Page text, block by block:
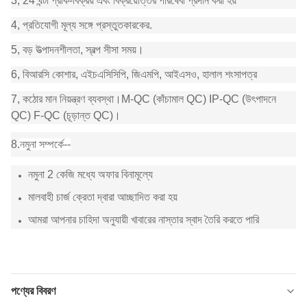
4, প্রতিযোগী মূল্য সঙ্গে প্রস্তুতকারকের.
5, বড় উত্পাদনশীলতা, স্বল্প সীসা সময়।
6, বিআরসি কোশার, এইচএসিসিপি, জিএমপি, আইএসও, হালাল শংসাপত্র
7, কঠোর মান নিয়ন্ত্রণ ব্যবস্থা।M-QC (কাঁচামাল QC) IP-QC (উৎপাদনে
QC) F-QC (চূড়ান্ত QC)।
8.নমুনা সম্পর্কে--
নমুনা 2 কেজি মধ্যে অফার বিনামূল্যে
মালবাহী চার্জ ক্রেতা দ্বারা আচ্ছাদিত করা হয়
আমরা আপনার চাহিদা অনুযায়ী খাবারের নাস্তার স্বাদ তৈরি করতে পারি
পণ্যের বিবরণ